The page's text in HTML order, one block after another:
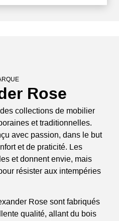
Rose
collections de mobilier
et traditionnelles.
avec passion, dans le but
et de praticité. Les
et donnent envie, mais
résister aux intempéries
Rose sont fabriqués
qualité, allant du bois